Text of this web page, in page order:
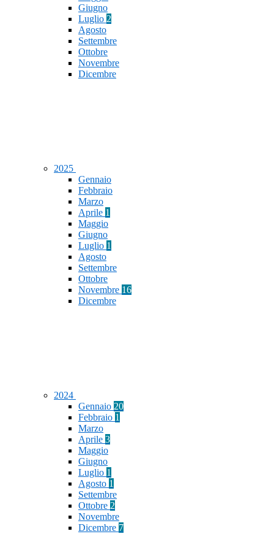
Giugno
Luglio 2
Agosto
Settembre
Ottobre
Novembre
Dicembre
2025
Gennaio
Febbraio
Marzo
Aprile 1
Maggio
Giugno
Luglio 1
Agosto
Settembre
Ottobre
Novembre 16
Dicembre
2024
Gennaio 20
Febbraio 1
Marzo
Aprile 3
Maggio
Giugno
Luglio 1
Agosto 1
Settembre
Ottobre 2
Novembre
Dicembre 7